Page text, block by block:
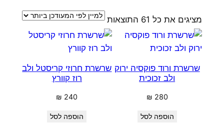
מציגים את כל ⁦61⁩ התוצאות
ממוין
לפי
הפריט
ביותר
שרשרת ורוד פוקסיה ירוק
ולב זכוכית
₪ 280
הוספה לסל
שרשרת חרוזי קריסטל ולב
רוז קוורץ
₪ 240
הוספה לסל